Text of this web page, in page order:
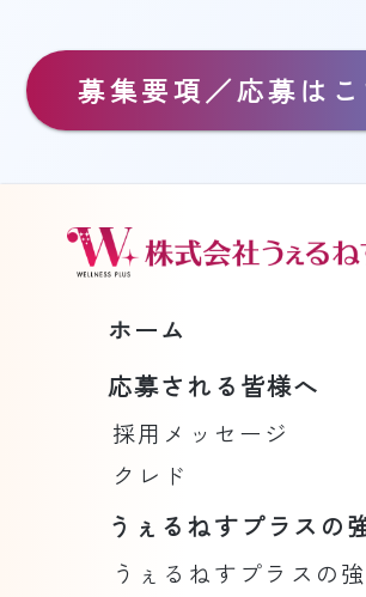
募集要項／応募はこ
ホーム
応募される皆様へ
採用メッセージ
クレド
うぇるねすプラスの
うぇるねすプラスの